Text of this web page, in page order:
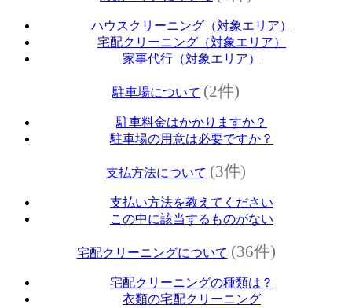
ハウスクリーニング（対象エリア）
宅配クリーニング（対象エリア）
家事代行（対象エリア）
駐車場について (2件)
駐車料金はかかりますか？
駐車場の用意は必要ですか？
支払方法について (3件)
支払い方法を教えてください
この中に該当するものがない
宅配クリーニングについて (36件)
宅配クリーニングの種類は？
衣類の宅配クリーニング